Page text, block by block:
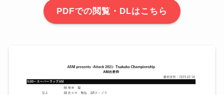
PDFでの閲覧・DLはこちら